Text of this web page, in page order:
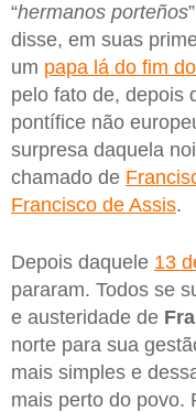
“hermanos porteños
disse, em suas
um papa lá do fim
pelo fato de, depois
pontífice não
surpresa daquela
chamado de
Francisco de Assis.
Depois daquele 13
pararam. Todos se
e austeridade de
norte para sua
mais simples e
mais perto do povo.